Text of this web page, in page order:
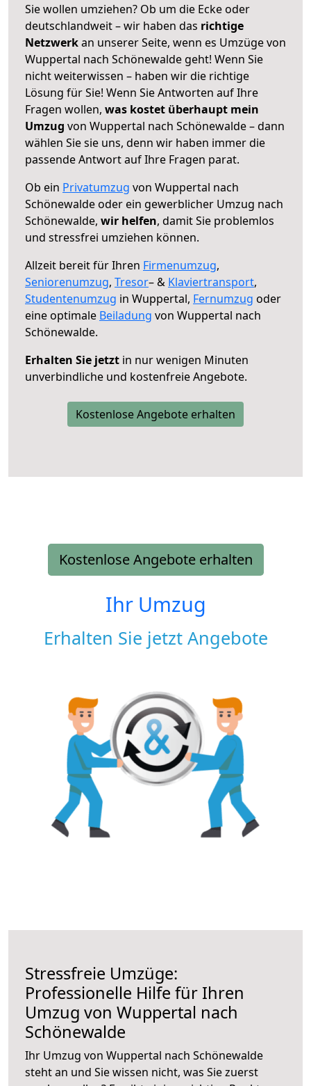
Sie wollen umziehen? Ob um die Ecke oder
deutschlandweit – wir haben das richtige
Netzwerkan unserer Seite, wenn es Umzüge von
Wuppertal nach Schönewalde geht! Wenn Sie
nicht weiterwissen – haben wir die richtige
Lösung für Sie! Wenn Sie Antworten auf Ihre
Fragen wollen, was kostet überhaupt mein
Umzug von Wuppertal nach Schönewalde – dann
wählen Sie sie uns, denn wir haben immer die
passende Antwort auf Ihre Fragen parat.
Ob ein Privatumzug von Wuppertal nach
Schönewalde oder ein gewerblicher Umzug nach
Schönewalde, wir helfen, damit Sie problemlos
und stressfrei umziehen können.
Allzeit bereit für Ihren Firmenumzug,
Seniorenumzug, Tresor– & Klaviertransport,
Studentenumzug in Wuppertal, Fernumzug oder
eine optimale Beiladung von Wuppertal nach
Schönewalde.
Erhalten Sie jetzt in nur wenigen Minuten
unverbindliche und kostenfreie Angebote.
Kostenlose Angebote erhalten
Kostenlose Angebote erhalten
Ihr Umzug
Erhalten Sie jetzt Angebote
Stressfreie Umzüge:
Professionelle Hilfe für Ihren
Umzug von Wuppertal nach
Schönewalde
Ihr Umzug von Wuppertal nach Schönewalde
steht an und Sie wissen nicht, was Sie zuerst